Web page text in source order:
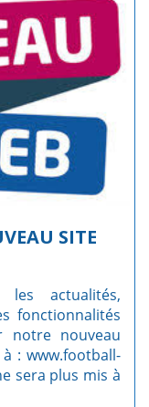
SITE
actualités,
fonctionnalités
notre nouveau
: www.football-
sera plus mis à